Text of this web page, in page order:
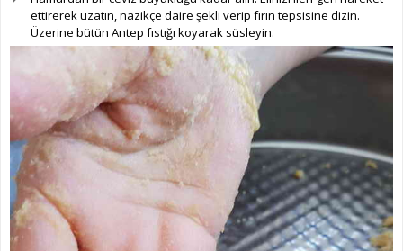
ettirerek uzatın, nazikçe daire şekli verip fırın tepsisine dizin.
Üzerine bütün Antep fıstığı koyarak süsleyin.